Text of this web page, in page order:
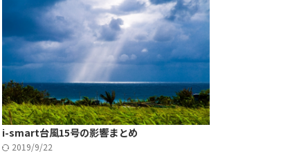
i-smart台風15号の影響まとめ
2019/9/22